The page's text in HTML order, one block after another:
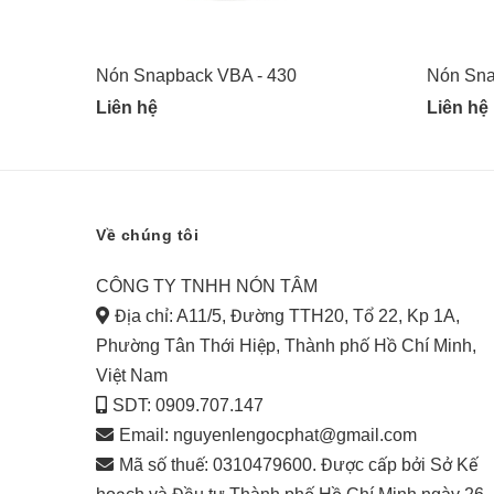
Nón Snapback VBA - 430
Liên hệ
Nón
Liên hệ
Về chúng tôi
CÔNG TY TNHH NÓN TÂM
Địa chỉ: A11/5, Đường TTH20, Tổ 22, Kp 1A,
Phường Tân Thới Hiệp, Thành phố Hồ Chí Minh,
Việt Nam
SDT: 0909.707.147
Email: nguyenlengocphat@gmail.com
Mã số thuế: 0310479600. Được cấp bởi Sở Kế